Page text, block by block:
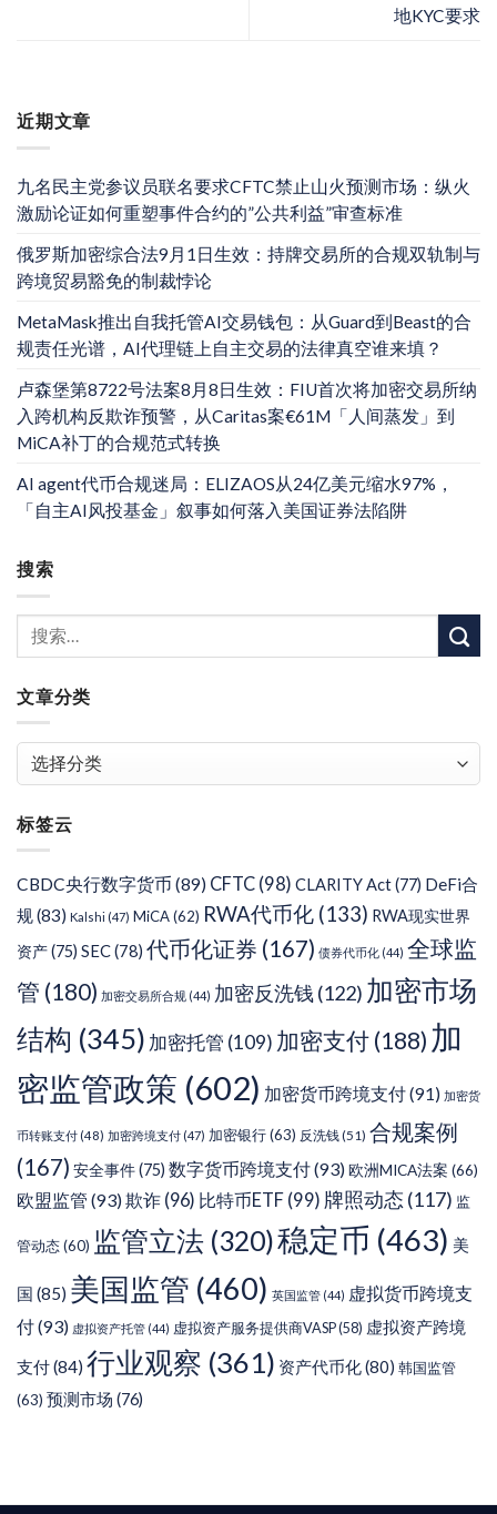
近期文章
九名民主党参议员联名要求CFTC禁止山火预测市场：纵火
激励论证如何重塑事件合约的”公共利益”审查标准
俄罗斯加密综合法9月1日生效：持牌交易所的合规双轨制与
跨境贸易豁免的制裁悖论
MetaMask推出自我托管AI交易钱包：从Guard到Beast的合
规责任光谱，AI代理链上自主交易的法律真空谁来填？
卢森堡第8722号法案8月8日生效：FIU首次将加密交易所纳
入跨机构反欺诈预警，从Caritas案€61M「人间蒸发」到
MiCA补丁的合规范式转换
AI agent代币合规迷局：ELIZAOS从24亿美元缩水97%，
「自主AI风投基金」叙事如何落入美国证券法陷阱
搜索
文章分类
类
标签云
CBDC央行数字货币 (89) CFTC (98) CLARITY Act(77) DeFi合
规(83) Kalshi (47) MiCA(62) RWA代币化 (133) RWA现实世界
资产(75) SEC(78) 代币化证券 (167) 债券代币化 (44) 全球监
管 (180) 加密交易所合规 (44) 加密反洗钱 (122) 加密市场
结构 (345) 加密托管 (109) 加密支付 (188) 加
密监管政策 (602) 加密货币跨境支付(91) 加密货
币转账支付 (48) 加密跨境支付 (47) 加密银行(63) 反洗钱(51) 合规案例
(167) 安全事件(75) 数字货币跨境支付(93)欧洲MICA法案 (66)
欧盟监管 (93)欺诈 (96) 比特币ETF (99) 牌照动态 (117) 监
管动态(60) 监管立法 (320)稳定币 (463) 美
国 (85) 美国监管 (460) 英国监管 (44) 虚拟货币跨境支
付(93) 虚拟资产托管 (44) 虚拟资产服务提供商VASP(58) 虚拟资产跨境
支付(84) 行业观察 (361) 资产代币化(80) 韩国监管
(63) 预测市场 (76)
地KYC要求